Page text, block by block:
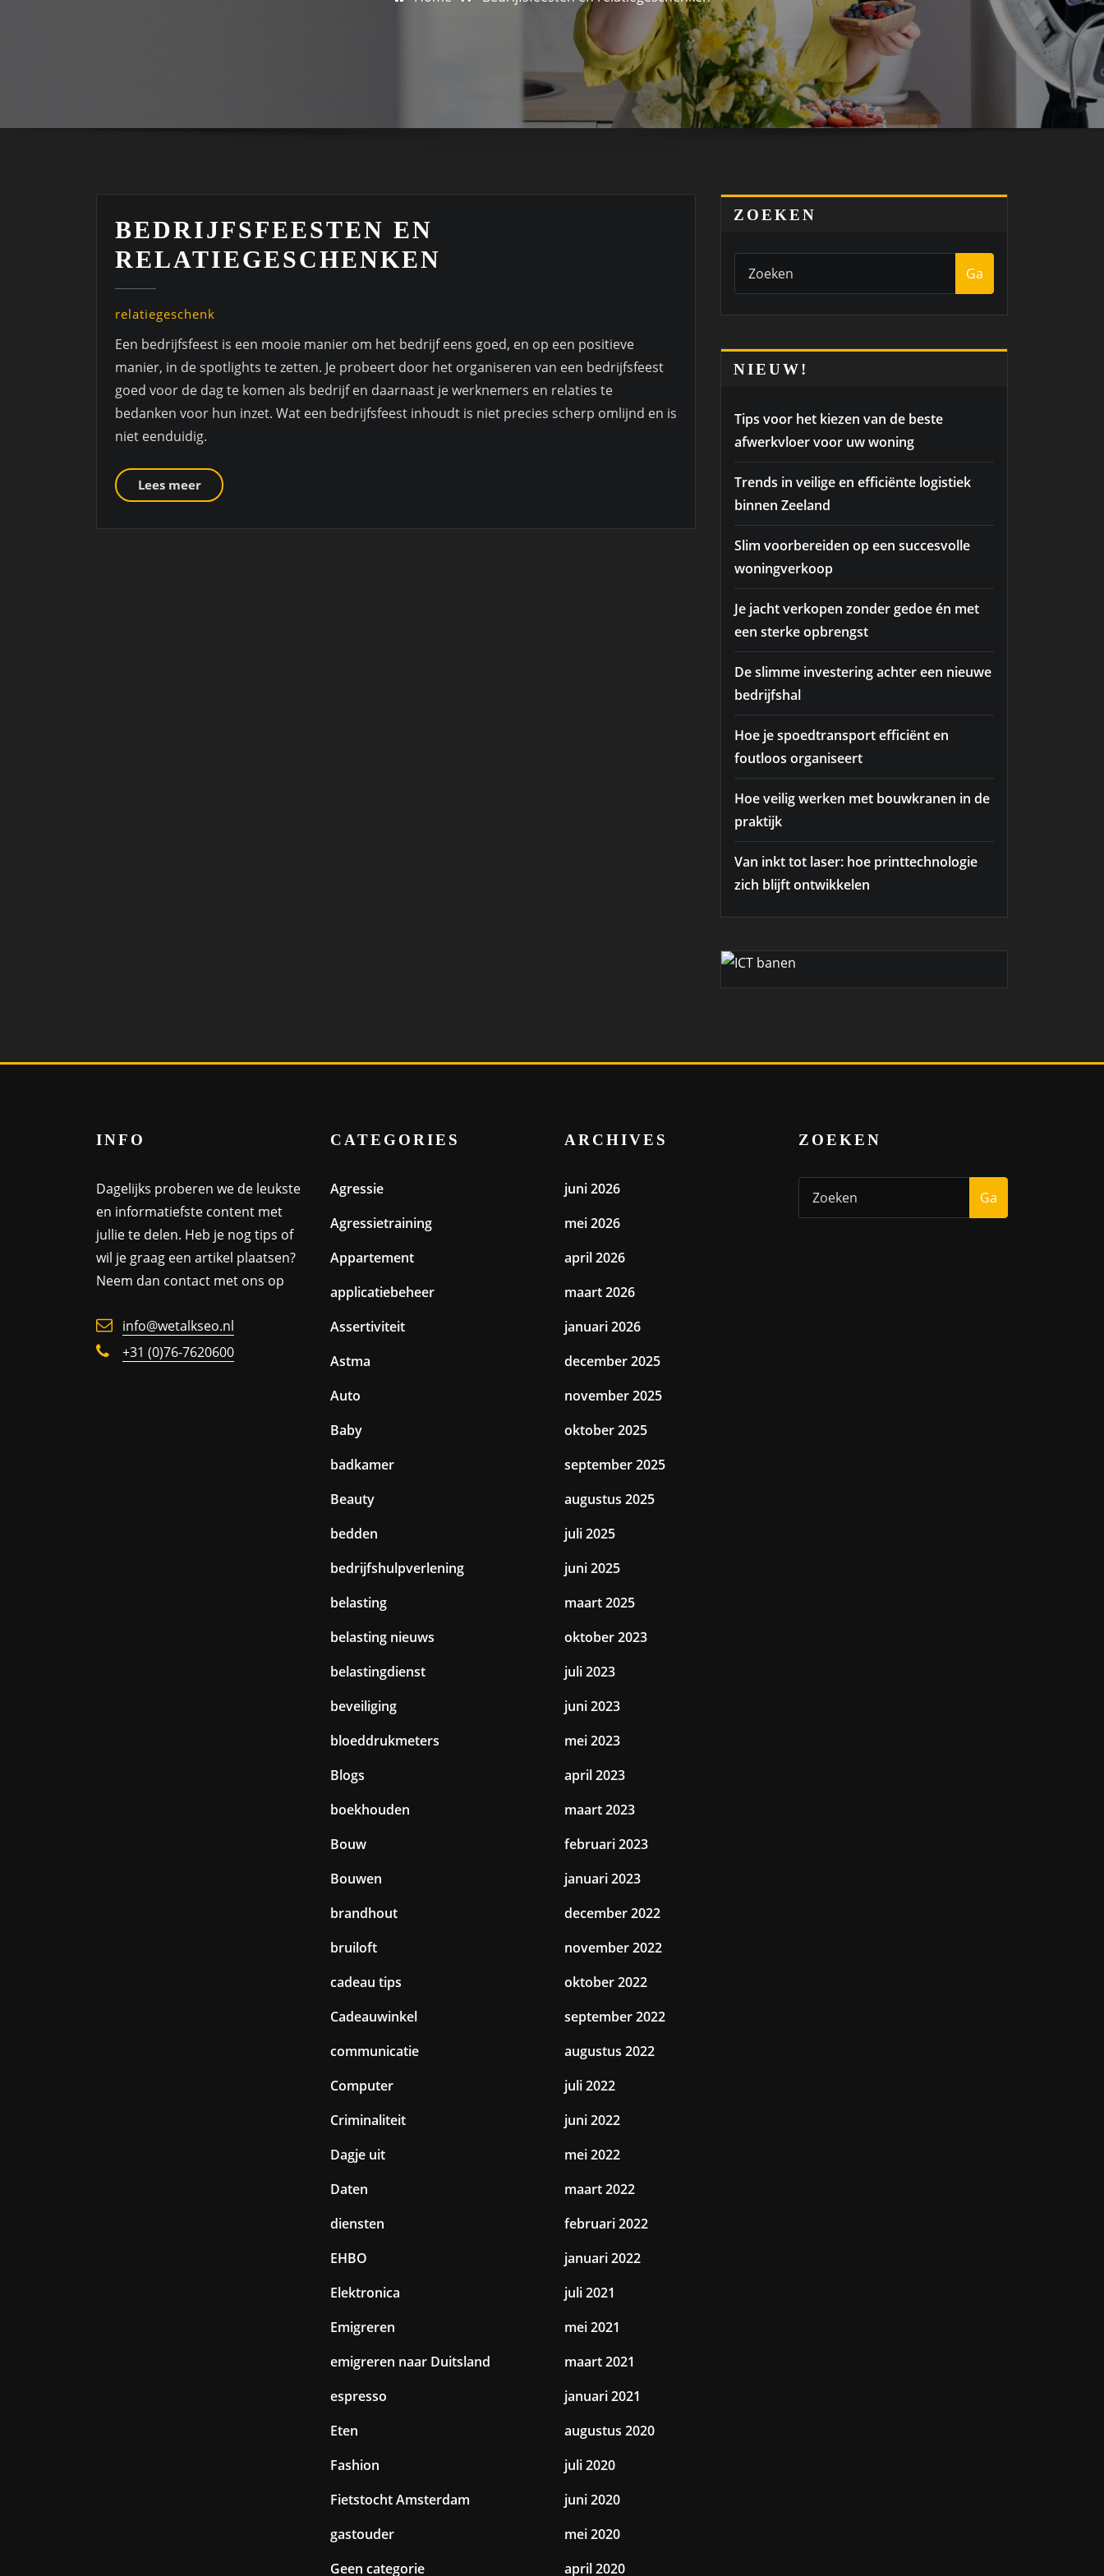
BEDRIJFSFEESTEN EN
RELATIEGESCHENKEN
relatiegeschenk
Een bedrijfsfeest is een mooie manier om het bedrijf eens goed, en op een positieve
manier, in de spotlights te zetten. Je probeert door het organiseren van een bedrijfsfeest
goed voor de dag te komen als bedrijf en daarnaast je werknemers en relaties te
bedanken voor hun inzet. Wat een bedrijfsfeest inhoudt is niet precies scherp omlijnd en is
niet eenduidig.
Lees meer
ZOEKEN
Ga
NIEUW!
Tips voor het kiezen van de beste
afwerkvloer voor uw woning
Trends in veilige en efficiënte logistiek
binnen Zeeland
Slim voorbereiden op een succesvolle
woningverkoop
Je jacht verkopen zonder gedoe én met
een sterke opbrengst
De slimme investering achter een nieuwe
bedrijfshal
Hoe je spoedtransport efficiënt en
foutloos organiseert
Hoe veilig werken met bouwkranen in de
praktijk
Van inkt tot laser: hoe printtechnologie
zich blijft ontwikkelen
INFO
Dagelijks proberen we de leukste
en informatiefste content met
jullie te delen. Heb je nog tips of
wil je graag een artikel plaatsen?
Neem dan contact met ons op
info@wetalkseo.nl
+31 (0)76-7620600
CATEGORIES
Agressie
Agressietraining
Appartement
applicatiebeheer
Assertiviteit
Astma
Auto
Baby
badkamer
Beauty
bedden
bedrijfshulpverlening
belasting
belasting nieuws
belastingdienst
beveiliging
bloeddrukmeters
Blogs
boekhouden
Bouw
Bouwen
brandhout
bruiloft
cadeau tips
Cadeauwinkel
communicatie
Computer
Criminaliteit
Dagje uit
Daten
diensten
EHBO
Elektronica
Emigreren
emigreren naar Duitsland
espresso
Eten
Fashion
Fietstocht Amsterdam
gastouder
Geen categorie
ARCHIVES
juni 2026
mei 2026
april 2026
maart 2026
januari 2026
december 2025
november 2025
oktober 2025
september 2025
augustus 2025
juli 2025
juni 2025
maart 2025
oktober 2023
juli 2023
juni 2023
mei 2023
april 2023
maart 2023
februari 2023
januari 2023
december 2022
november 2022
oktober 2022
september 2022
augustus 2022
juli 2022
juni 2022
mei 2022
maart 2022
februari 2022
januari 2022
juli 2021
mei 2021
maart 2021
januari 2021
augustus 2020
juli 2020
juni 2020
mei 2020
april 2020
ZOEKEN
Ga